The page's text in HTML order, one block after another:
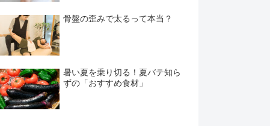
骨盤の歪みで太るって本当？
暑い夏を乗り切る！夏バテ知ら
ずの「おすすめ食材」